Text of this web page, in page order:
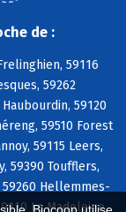
de :
59116
59262
59120
59510 Forest
59115 Leers,
59390 Toufflers,
59260 Hellemmes-
La Madeleine,